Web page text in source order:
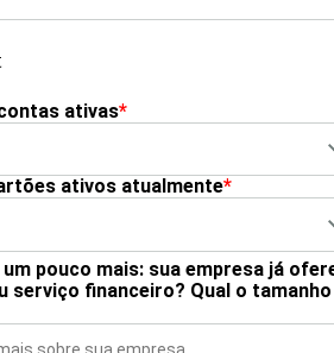
ativas*
ativos atualmente*
pouco mais: sua empresa já
serviço financeiro? Qual o